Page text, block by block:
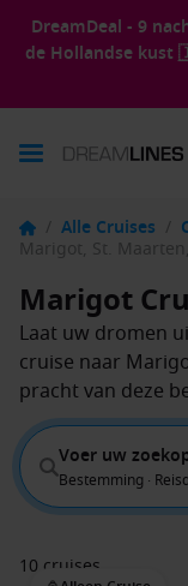
DreamDeal - 9
de Hollandse kust
/ Alle Cruises /
Marigot, St.
Marigot
Laat uw dromen
cruise naar
pracht van deze
Voer uw
Bestemming ·
10 cruises